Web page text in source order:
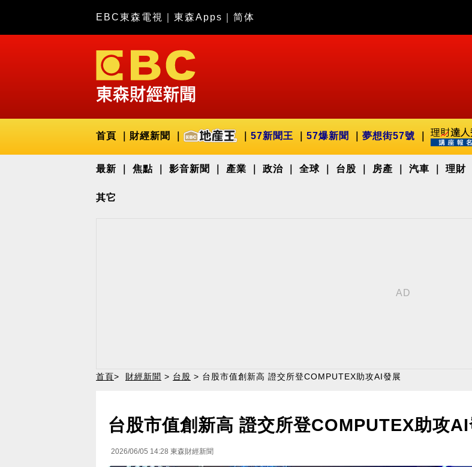
EBC東森電視 東森Apps 简体
首頁 財經新聞 57新聞王 57爆新聞 夢想街57號
最新 焦點 影音新聞 產業 政治 全球 台股 房產 汽車 理財
其它
首頁> 財經新聞 > 台股 > 台股市值創新高 證交所登COMPUTEX助攻AI發展
台股市值創新高 證交所登COMPUTEX助攻AI
2026/06/05 14:28 東森財經新聞